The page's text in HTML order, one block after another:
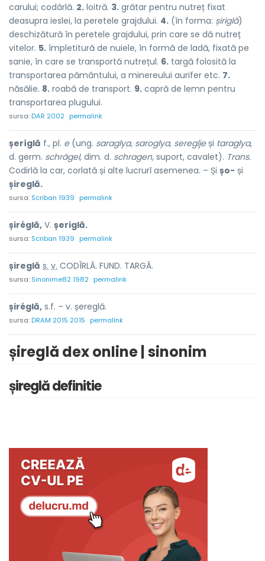
carului; codârlă. 2. loitră. 3. grătar pentru nutreț fixat
deasupra ieslei, la peretele grajdului. 4. (în forma: șiriglă)
deschizătură în peretele grajdului, prin care se dă nutreț
vitelor. 5. împletitură de nuiele, în formă de ladă, fixată pe
sanie, în care se transportă nutrețul. 6. targă folosită la
transportarea pământului, a minereului aurifer etc. 7.
năsălie. 8. roabă de transport. 9. capră de lemn pentru
transportarea plugului.
sursa:DAR 2002 permalink
șeríglă f., pl. e(ung. saraglya, saroglya, seregljeși taraglya,
d. germ. schrägel, dim. d. schragen, suport, cavalet). Trans.
Codirlă la car, corlată și alte lucrurĭ asemenea. – Și șo- și
șireglă.
sursa: Scriban 1939 permalink
șiréglă, V. șeriglă.
sursa: Scriban 1939 permalink
șireglă s. v. CODÎRLĂ. FUND. TARGĂ.
sursa: Sinonime82 1982 permalink
șiréglă, s.f. – v. șereglă.
sursa:DRAM 2015 2015 permalink
șireglă dex online | sinonim
șireglă definitie